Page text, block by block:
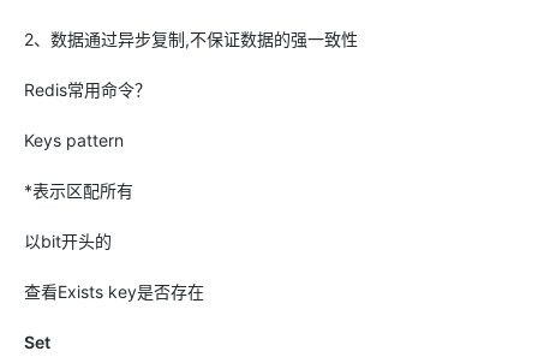
2、数据通过异步复制,不保证数据的强一致性
Redis常用命令？
Keys pattern
*表示区配所有
以bit开头的
查看Exists key是否存在
Set